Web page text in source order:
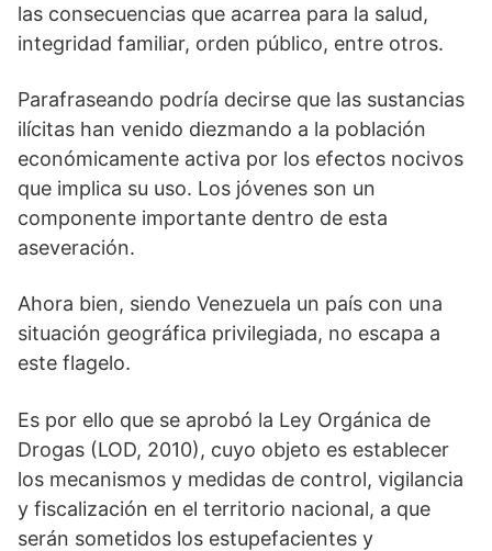
las consecuencias que acarrea para la salud,
integridad familiar, orden público, entre otros.
Parafraseando podría decirse que las sustancias
ilícitas han venido diezmando a la población
económicamente activa por los efectos nocivos
que implica su uso. Los jóvenes son un
componente importante dentro de esta
aseveración.
Ahora bien, siendo Venezuela un país con una
situación geográfica privilegiada, no escapa a
este flagelo.
Es por ello que se aprobó la Ley Orgánica de
Drogas (LOD, 2010), cuyo objeto es establecer
los mecanismos y medidas de control, vigilancia
y fiscalización en el territorio nacional, a que
serán sometidos los estupefacientes y